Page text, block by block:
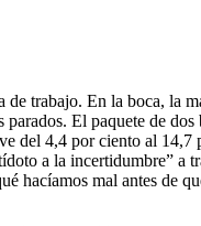
trabajo. En la boca, la
El paquete de
del 4,4 por ciento al
a la incertidumbre” a
hacíamos mal antes de